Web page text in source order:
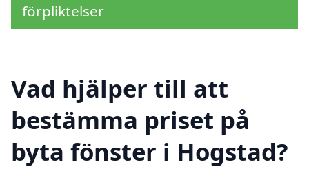
förpliktelser
Vad hjälper till att
bestämma priset på
byta fönster i Hogstad?